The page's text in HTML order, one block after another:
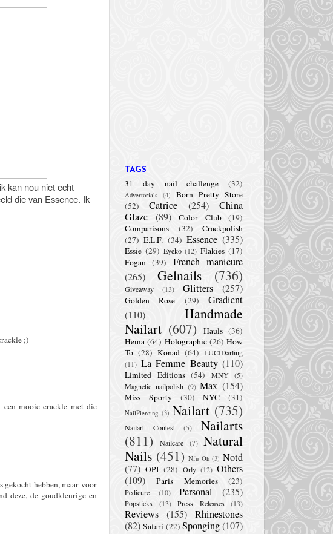
kan nou niet echt
die van Essence. Ik
;)
mooie crackle met die
hebben, maar voor
deze, de goudkleurige en
TAGS
31 day nail challenge (32)
Advertorials (4)
Born Pretty Store
(52)
Catrice (254)
China
Glaze (89) Color Club
(19)
Comparisons
(32)
Crackpolish
(27) E.L.F. (34) Essence (335)
Essie (29) Eyeko (12) Flakies (17)
Fogan (39)
French manicure
(265)
Gelnails (736)
Giveaway (13) Glitters (257)
Golden Rose (29)
Gradient
(110)
Handmade
Nailart (607) Hauls (36)
Hema (64) Holographic (26) How
To (28) Konad (64) LUCIDarling
(11) La Femme Beauty (110)
Limited Editions (54) MNY (5)
Magnetic nailpolish (9) Max (154)
Miss Sporty (30) NYC (31)
NailPiercing (3) Nailart (735)
Nailart Contest (5)
Nailarts
(811)
Nailcare (7) Natural
Nails (451) Nfu Oh (3) Notd
(77) OPI (28) Orly (12) Others
(109)
Paris Memories (23)
Pedicure (10) Personal (235)
Popsticks (13) Press Releases (13)
Reviews (155) Rhinestones
(82) Safari (22) Sponging(107)